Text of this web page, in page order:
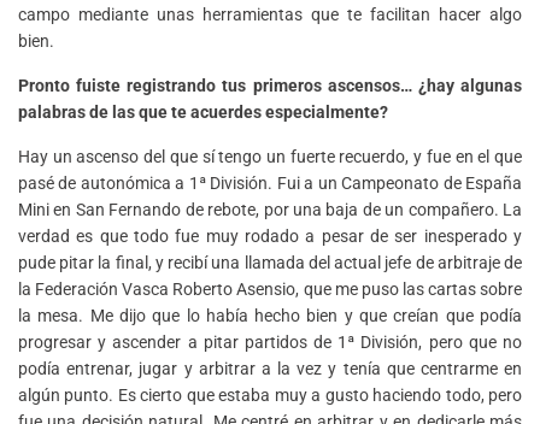
campo mediante unas herramientas que te facilitan hacer algo
bien.
Pronto fuiste registrando tus primeros ascensos… ¿hay algunas
palabras de las que te acuerdes especialmente?
Hay un ascenso del que sí tengo un fuerte recuerdo, y fue en el que
pasé de autonómica a 1ª División. Fui a un Campeonato de España
Mini en San Fernando de rebote, por una baja de un compañero. La
verdad es que todo fue muy rodado a pesar de ser inesperado y
pude pitar la final, y recibí una llamada del actual jefe de arbitraje de
la Federación Vasca Roberto Asensio, que me puso las cartas sobre
la mesa. Me dijo que lo había hecho bien y que creían que podía
progresar y ascender a pitar partidos de 1ª División, pero que no
podía entrenar, jugar y arbitrar a la vez y tenía que centrarme en
algún punto. Es cierto que estaba muy a gusto haciendo todo, pero